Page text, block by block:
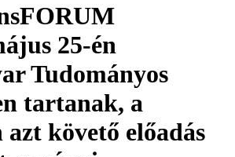
25-én
Tudományos
tartanak, a
követő előadás